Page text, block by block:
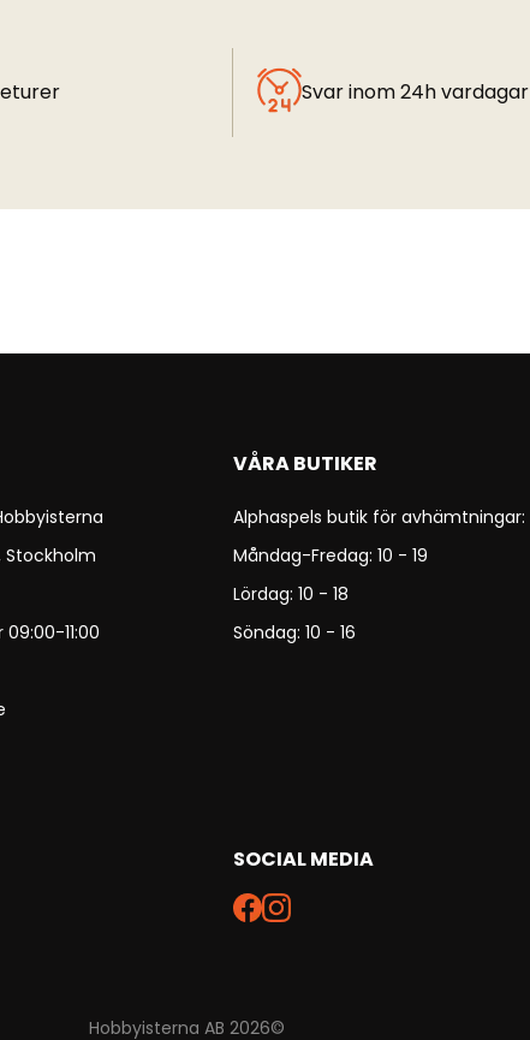
Svar inom 24h vardagar
11:00
VÅRA BUTIKER
Alphaspels butik för avhämtningar:
Måndag-Fredag: 10 - 19
Lördag: 10 - 18
Söndag: 10 - 16
SOCIAL MEDIA
Hobbyisterna AB 2026©